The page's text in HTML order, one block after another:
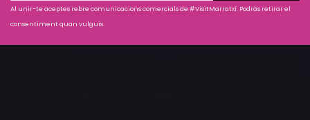
Al unir-te aceptes rebre comunicacions comercials de #VisitMarratxí. Podràs retirar el
consentiment quan vulguis.